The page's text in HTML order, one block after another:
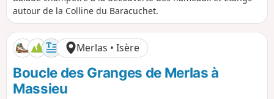
s
t
n
c
r
é
n
i
e
l
p
n
i
e
l
n
autour de la Colline du Baracuchet.
Merlas • Isère
Boucle des Granges de Merlas à
Massieu